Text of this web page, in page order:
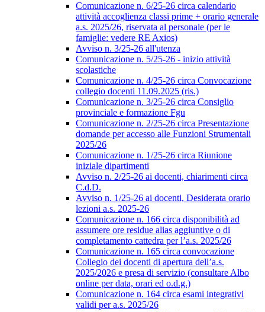
Comunicazione n. 6/25-26 circa calendario
attività accoglienza classi prime + orario generale
a.s. 2025/26, riservata al personale (per le
famiglie: vedere RE Axios)
Avviso n. 3/25-26 all'utenza
Comunicazione n. 5/25-26 - inizio attività
scolastiche
Comunicazione n. 4/25-26 circa Convocazione
collegio docenti 11.09.2025 (ris.)
Comunicazione n. 3/25-26 circa Consiglio
provinciale e formazione Fgu
Comunicazione n. 2/25-26 circa Presentazione
domande per accesso alle Funzioni Strumentali
2025/26
Comunicazione n. 1/25-26 circa Riunione
iniziale dipartimenti
Avviso n. 2/25-26 ai docenti, chiarimenti circa
C.d.D.
Avviso n. 1/25-26 ai docenti, Desiderata orario
lezioni a.s. 2025-26
Comunicazione n. 166 circa disponibilità ad
assumere ore residue alias aggiuntive o di
completamento cattedra per l’a.s. 2025/26
Comunicazione n. 165 circa convocazione
Collegio dei docenti di apertura dell’a.s.
2025/2026 e presa di servizio (consultare Albo
online per data, orari ed o.d.g.)
Comunicazione n. 164 circa esami integrativi
validi per a.s. 2025/26